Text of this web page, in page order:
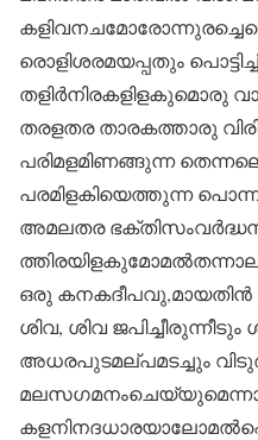
രൊളിശരമയപ്പതും
തളിർനിരകളിളകുമൊരു
തരളതര താരകത്താരു
പരിമളമിണങ്ങുന്ന
പരമിളകിയെത്തുന്ന
അമലതര
ഒരു
ശിവ, ശിവ
അധരപുടമല്പമടച്ചും